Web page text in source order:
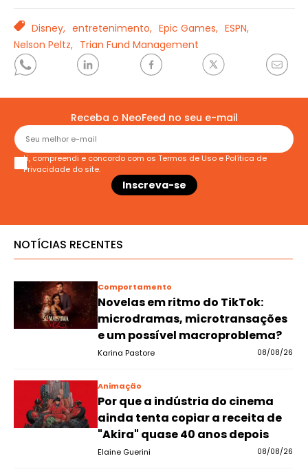
TAGSDisney, entretenimento, Epic Games, ESPN,
Nelson Peltz, Trian Fund Management
Receba o NeoFeed no seu e-mail
Li, compreendi e concordo com os Termos de Uso e Política de
Privacidade do site.
NOTÍCIAS RECENTES
Comportamento
Novelas em ritmo do TikTok:
microdramas, microtransações
e um possível macroproblema?
Karina Pastore 08/08/26
Animação
Por que a indústria do cinema
ainda tenta copiar a receita de
"Akira" quase 40 anos depois
Elaine Guerini 08/08/26